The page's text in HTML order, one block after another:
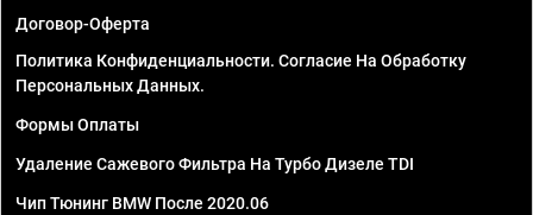
Договор-Оферта
Политика Конфиденциальности. Согласие На Обработку
Персональных Данных.
Формы Оплаты
Удаление Сажевого Фильтра На Турбо Дизеле TDI
Чип Тюнинг BMW После 2020.06